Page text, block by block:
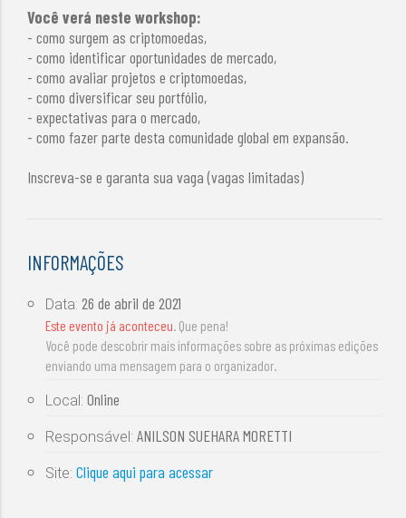
Você verá neste workshop:
- como surgem as criptomoedas,
- como identificar oportunidades de mercado,
- como avaliar projetos e criptomoedas,
- como diversificar seu portfólio,
- expectativas para o mercado,
- como fazer parte desta comunidade global em expansão.
Inscreva-se e garanta sua vaga (vagas limitadas)
INFORMAÇÕES
Data:26 de abril de 2021
Este evento já aconteceu. Que pena!
Você pode descobrir mais informações sobre as próximas edições
enviando uma mensagem para o organizador.
Local:Online
Responsável:ANILSON SUEHARA MORETTI
Site:Clique aqui para acessar